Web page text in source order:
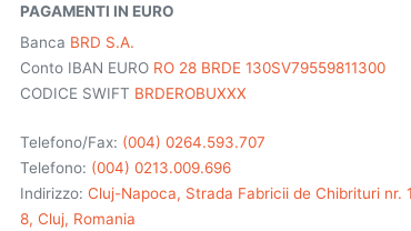
PAGAMENTI IN EURO
Banca BRD S.A.
Conto IBAN EURO RO 28 BRDE 130SV79559811300
CODICE SWIFT BRDEROBUXXX
Telefono/Fax: (004) 0264.593.707
Telefono: (004) 0213.009.696
Indirizzo: Cluj-Napoca, Strada Fabricii de Chibrituri nr.
8, Cluj, Romania